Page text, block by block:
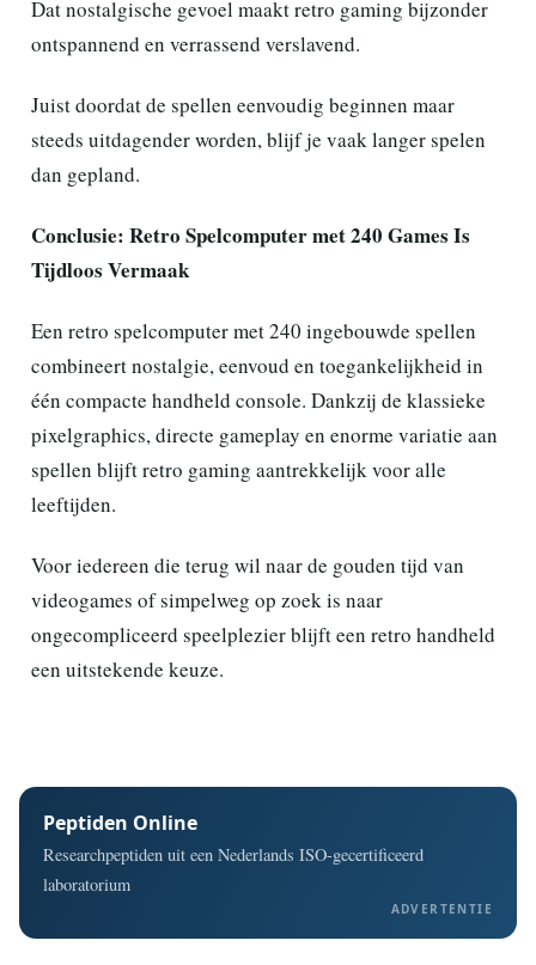
Dat nostalgische gevoel maakt retro gaming bijzonder
ontspannend en verrassend verslavend.
Juist doordat de spellen eenvoudig beginnen maar
steeds uitdagender worden, blijf je vaak langer spelen
dan gepland.
Conclusie: Retro Spelcomputer met 240 Games Is
Tijdloos Vermaak
Een retro spelcomputer met 240 ingebouwde spellen
combineert nostalgie, eenvoud en toegankelijkheid in
één compacte handheld console. Dankzij de klassieke
pixelgraphics, directe gameplay en enorme variatie aan
spellen blijft retro gaming aantrekkelijk voor alle
leeftijden.
Voor iedereen die terug wil naar de gouden tijd van
videogames of simpelweg op zoek is naar
ongecompliceerd speelplezier blijft een retro handheld
een uitstekende keuze.
Peptiden Online
Researchpeptiden uit een Nederlands ISO-gecertificeerd
laboratorium
ADVERTENTIE